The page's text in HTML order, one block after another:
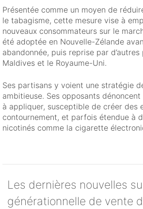
Présentée comme un moyen de
le tabagisme, cette mesure vise à
nouveaux consommateurs sur le
été adoptée en Nouvelle-Zélande
abandonnée, puis reprise par
Maldives et le Royaume-Uni.
Ses partisans y voient une stratégie
ambitieuse. Ses opposants
à appliquer, susceptible de créer des
contournement, et parfois étendue à
nicotinés comme la cigarette
Les dernières nouvelles
générationnelle de vente